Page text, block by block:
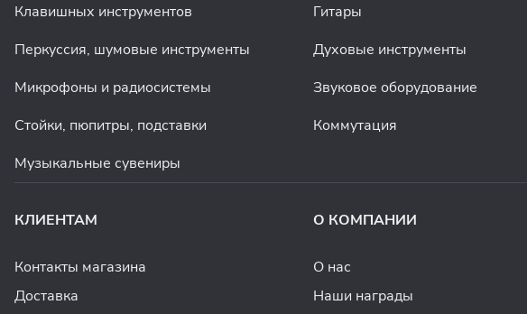
Клавишных инструментов Гитары
Перкуссия, шумовые инструменты
Духовые инструменты
Микрофоны и радиосистемы
Звуковое оборудование
Стойки, пюпитры, подставки
Коммутация
Музыкальные сувениры
КЛИЕНТАМ
Контакты магазина
Доставка
О КОМПАНИИ
О нас
Наши награды